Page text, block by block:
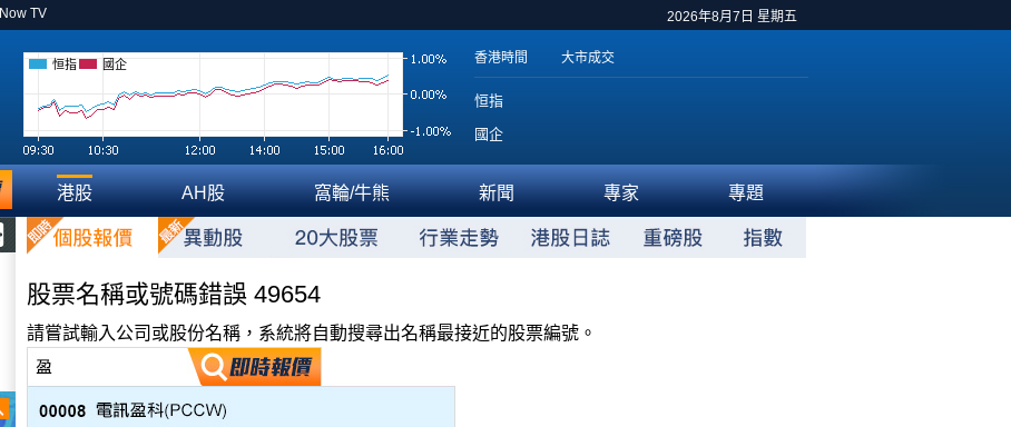
2026年8月7日 星期五
Now TV
恒指 國企 香港時間 大市成交
恒指
國企
港股 AH股 窩輪/牛熊 新聞 專家 專題
股票名稱或號碼錯誤 49654
請嘗試輸入公司或股份名稱，系統將自動搜尋出名稱最接近的股票編號。